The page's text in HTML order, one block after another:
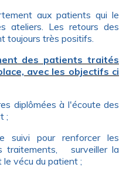
aux patients qui le
ateliers. Les retours des
toujours très positifs.
des patients traités
avec les objectifs ci
diplômées à l'écoute des
;
suivi pour renforcer les
traitements, surveiller la
vécu du patient ;